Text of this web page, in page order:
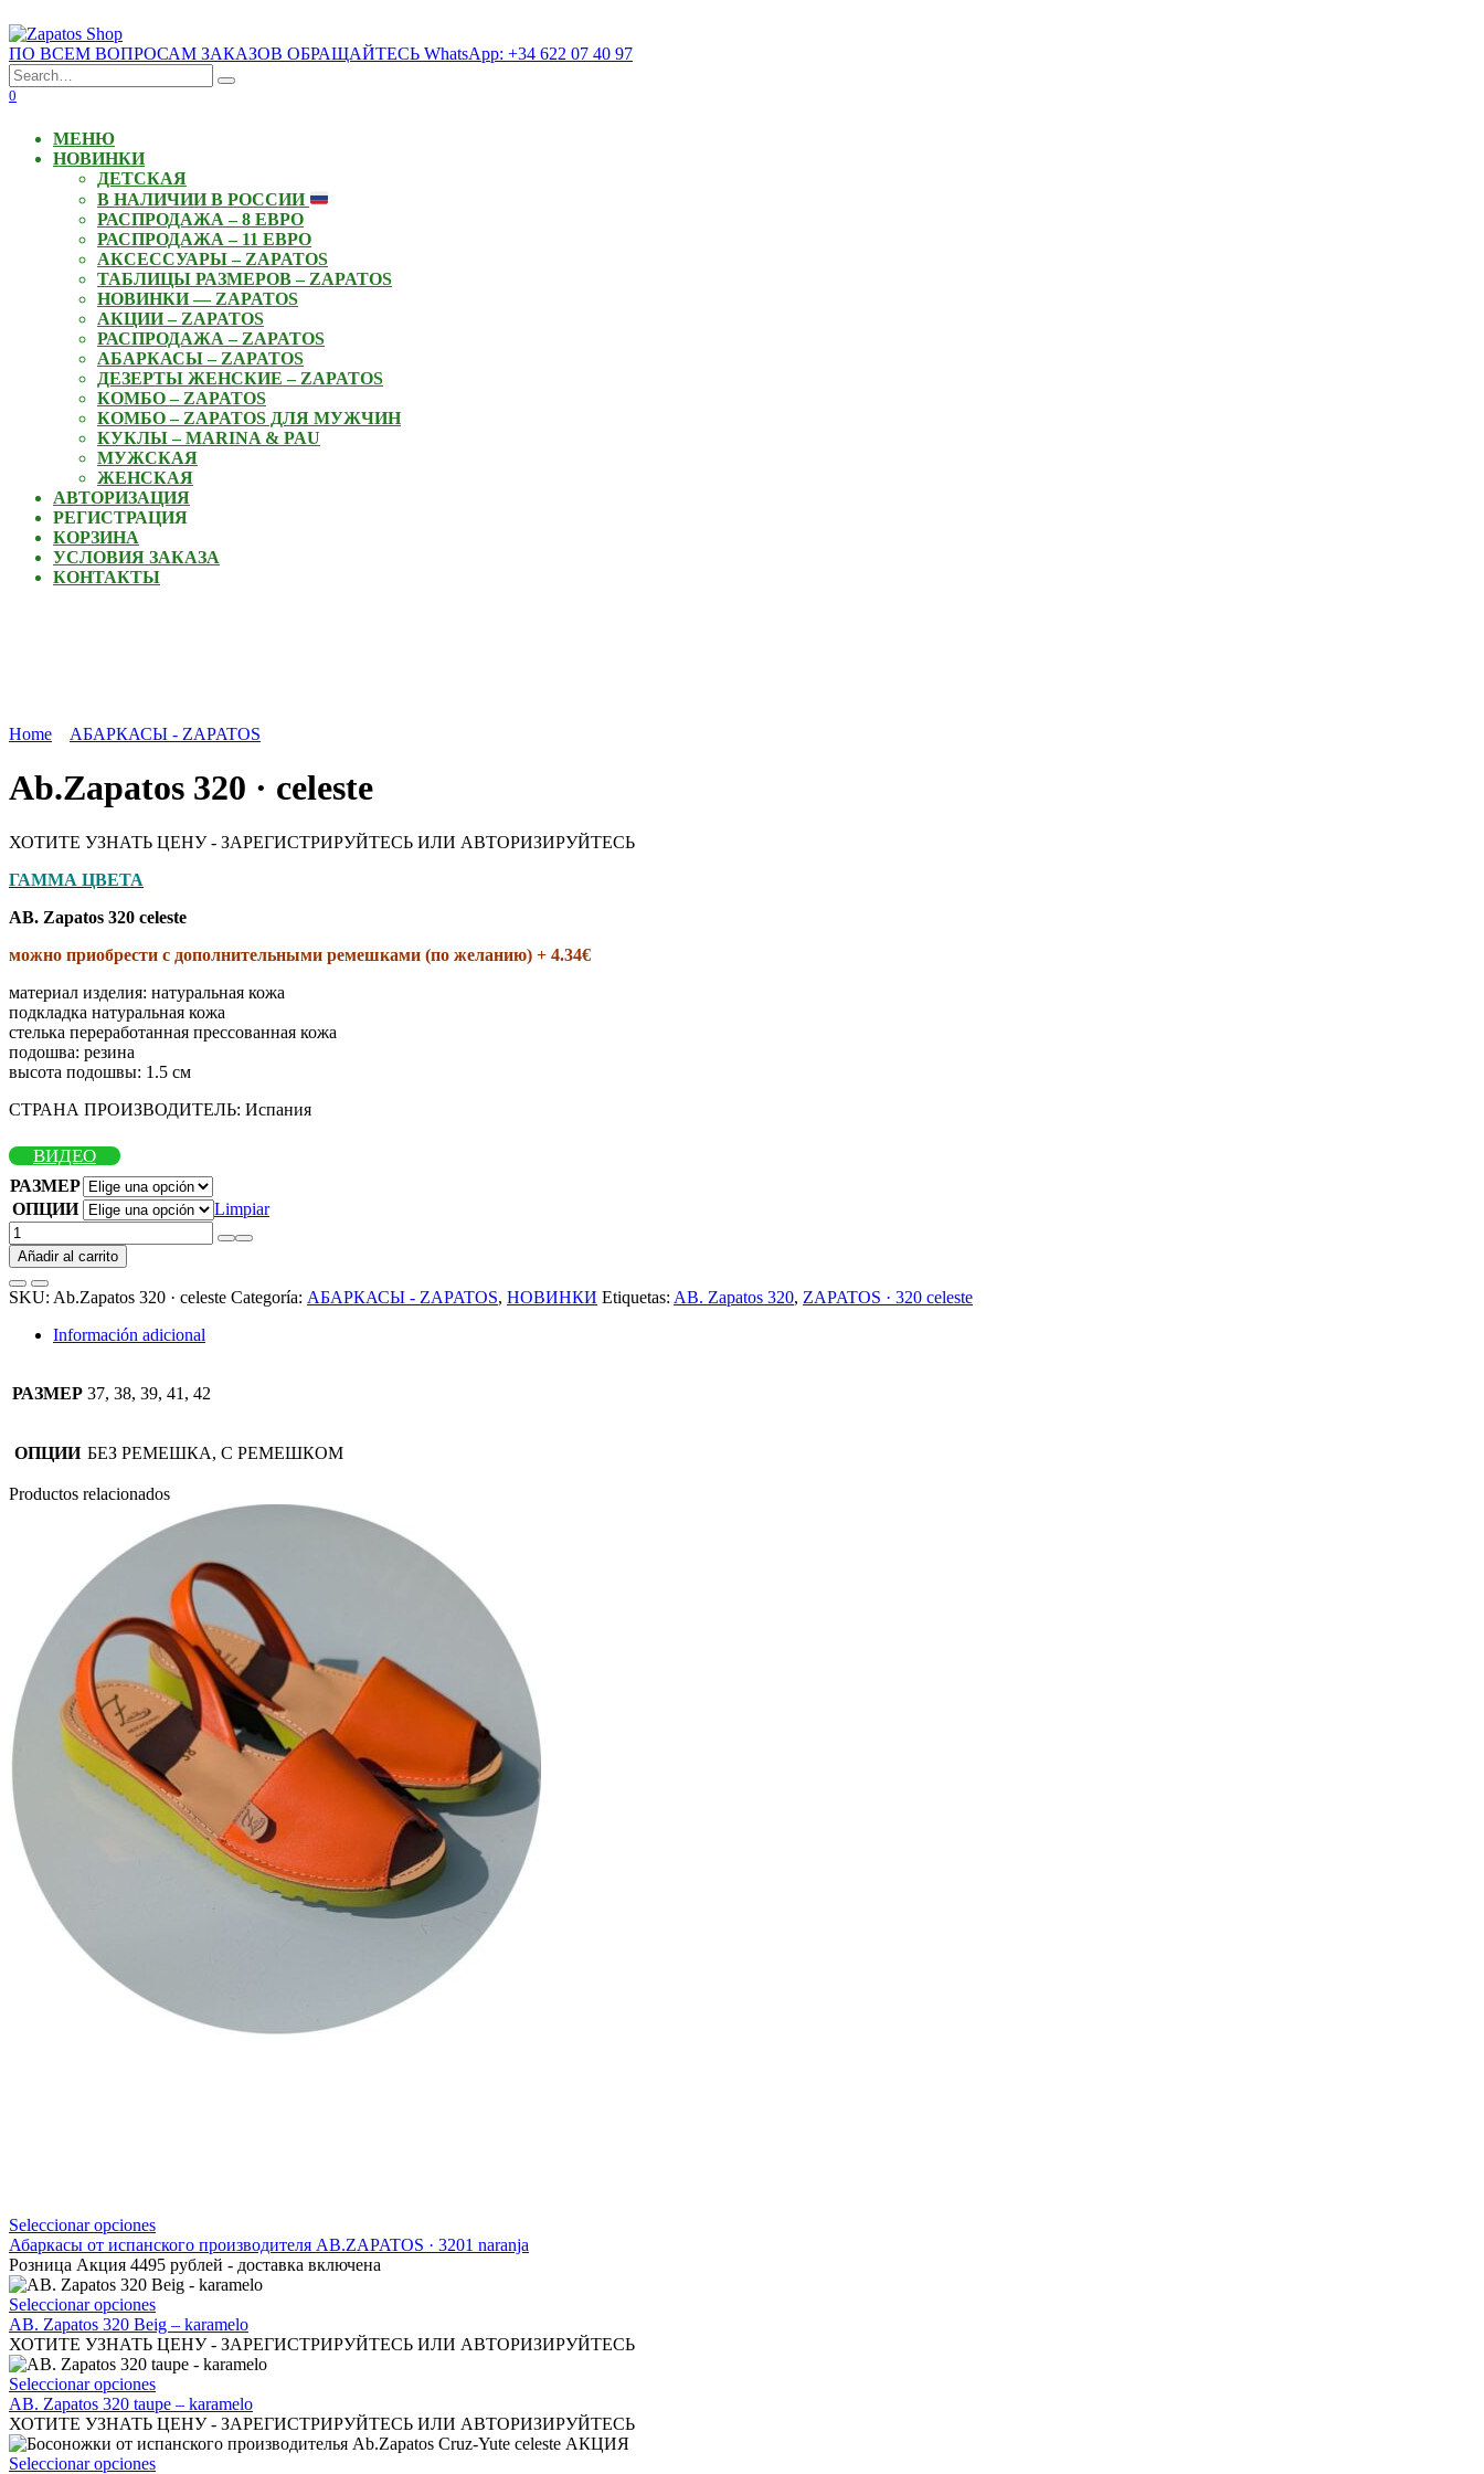
to
content
ПО ВСЕМ ВОПРОСАМ ЗАКАЗОВ ОБРАЩАЙТЕСЬ WhatsApp: +34 622 07 40 97
Search
for:
0
МЕНЮ
НОВИНКИ
ДЕТСКАЯ
В НАЛИЧИИ В РОССИИ
РАСПРОДАЖА – 8 ЕВРО
РАСПРОДАЖА – 11 ЕВРО
АКСЕССУАРЫ – ZAPATOS
ТАБЛИЦЫ РАЗМЕРОВ – ZAPATOS
НОВИНКИ — ZAPATOS
АКЦИИ – ZAPATOS
РАСПРОДАЖА – ZAPATOS
АБАРКАСЫ – ZAPATOS
ДЕЗЕРТЫ ЖЕНСКИЕ – ZAPATOS
КОМБО – ZAPATOS
КОМБО – ZAPATOS ДЛЯ МУЖЧИН
КУКЛЫ – MARINA & PAU
МУЖСКАЯ
ЖЕНСКАЯ
АВТОРИЗАЦИЯ
РЕГИСТРАЦИЯ
КОРЗИНА
УСЛОВИЯ ЗАКАЗА
КОНТАКТЫ
Home АБАРКАСЫ - ZAPATOS
Ab.Zapatos 320 · celeste
ХОТИТЕ УЗНАТЬ ЦЕНУ - ЗАРЕГИСТРИРУЙТЕСЬ ИЛИ АВТОРИЗИРУЙТЕСЬ
ГАММА ЦВЕТА
AB. Zapatos 320 celeste
можно приобрести с дополнительными ремешками (по желанию) + 4.34€
материал изделия: натуральная кожа
подкладка натуральная кожа
стелька переработанная прессованная кожа
подошва: резина
высота подошвы: 1.5 см
СТРАНА ПРОИЗВОДИТЕЛЬ: Испания
ВИДЕО
РАЗМЕР
ОПЦИИ
Limpiar
Ab.Zapatos
320
·
celeste
cantidad
Añadir al carrito
SKU: Ab.Zapatos 320 · celeste Categoría: АБАРКАСЫ - ZAPATOS, НОВИНКИ Etiquetas: AB. Zapatos 320, ZAPATOS · 320 celeste
Información adicional
РАЗМЕР 37, 38, 39, 41, 42
ОПЦИИ БЕЗ РЕМЕШКА, С РЕМЕШКОМ
Productos relacionados
Seleccionar opcionesEste
producto
tiene
múltiples
variantes.
Las
opciones
se
pueden
elegir
en
la
página
Абаркасы от испанского производителя AB.ZAPATOS · 3201 naranja
Розница Акция 4495 рублей - доставка включена
Seleccionar opcionesEste
producto
tiene
múltiples
variantes.
Las
opciones
se
pueden
AB. Zapatos 320 Beig – karamelo
ХОТИТЕ УЗНАТЬ ЦЕНУ - ЗАРЕГИСТРИРУЙТЕСЬ ИЛИ АВТОРИЗИРУЙТЕСЬ
Seleccionar opcionesEste
producto
tiene
múltiples
variantes.
AB. Zapatos 320 taupe – karamelo
ХОТИТЕ УЗНАТЬ ЦЕНУ - ЗАРЕГИСТРИРУЙТЕСЬ ИЛИ АВТОРИЗИРУЙТЕСЬ
Seleccionar opcionesEste